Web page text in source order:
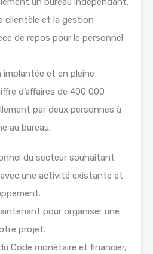
clientèle et la gestion
de repos pour le personnel
implantée et en pleine
d’affaires de 400 000
par deux personnes à
au bureau.
du secteur souhaitant
une activité existante et
pour organiser une
projet.
Code monétaire et financier,